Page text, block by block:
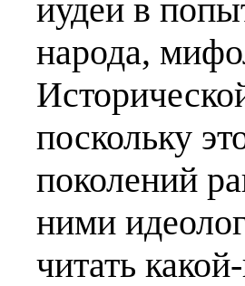
иудеи в
народа,
поскольку
поколений
ними
читать